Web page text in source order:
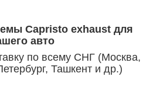
Capristo exhaust для
авто
по всему СНГ (Москва,
Ташкент и др.)